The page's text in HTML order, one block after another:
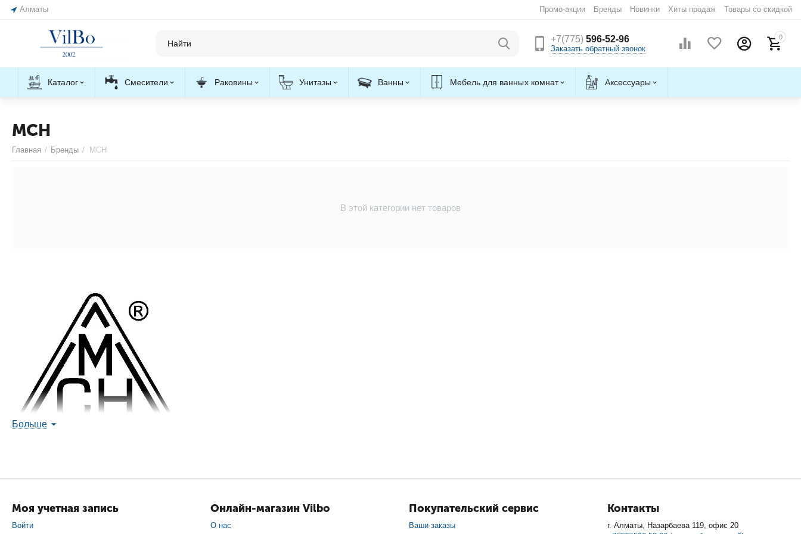
Алматы Промо-акции Бренды Новинки Хиты продаж Товары со скидкой
+7(775)596-52-96
Заказать обратный звонок
0
Каталог Смесители Раковины Унитазы Ванны Мебель для ванных комнат Аксессуары
MCH
Главная / Бренды / MCH
Больше
В этой категории нет товаров
Моя учетная запись
Войти
Онлайн-магазин Vilbo
О нас
Покупательский сервис
Ваши заказы
Контакты
г. Алматы, Назарбаева 119, офис 20